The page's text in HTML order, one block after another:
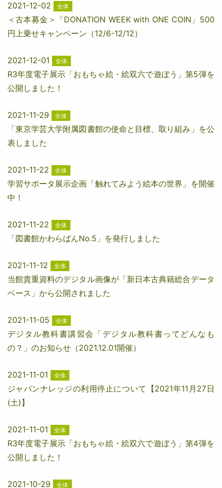
2021-12-02 全体
＜古本募金＞「DONATION WEEK with ONE COIN」500
円上乗せキャンペーン（12/6-12/12）
2021-12-01 全体
R3年度電子展示「おもちゃ絵・絵双六で遊ぼう」第5弾を
公開しました！
2021-11-29 全体
「東京学芸大学附属図書館の使命と目標、取り組み」を公
表しました
2021-11-22 全体
学習サポータ展示企画「触れてみよう絵本の世界」を開催
中！
2021-11-22 全体
「図書館かわらばんNo.5」を発行しました
2021-11-12 全体
当館貴重資料のデジタル画像が「新日本古典籍総合データ
ベース」から公開されました
2021-11-05 全体
デジタル教科書講習会「デジタル教科書ってどんなも
の？」のお知らせ（2021.12.01開催）
2021-11-01 全体
ジャパンナレッジの利用停止について【2021年11月27日
(土)】
2021-11-01 全体
R3年度電子展示「おもちゃ絵・絵双六で遊ぼう」第4弾を
公開しました！
2021-10-29 全体